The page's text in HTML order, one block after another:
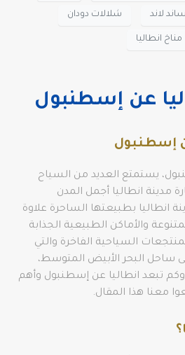
ساند لاند شلالات دودان
مناخ انطاليا
عن إسطنبول
إسطنبول
يستمتع العديد من السياح
مدينة انطاليا أجمل المدن
انطاليا بطبيعتها الساحرة علاوة
والأماكن الطبيعية الجذابة
السياحية الفاخرة والتي
ساحل البحر الأبيض المتوسط،
وكم تبعد انطاليا عن إسطنبول وأهم
معنا هذا المقال.